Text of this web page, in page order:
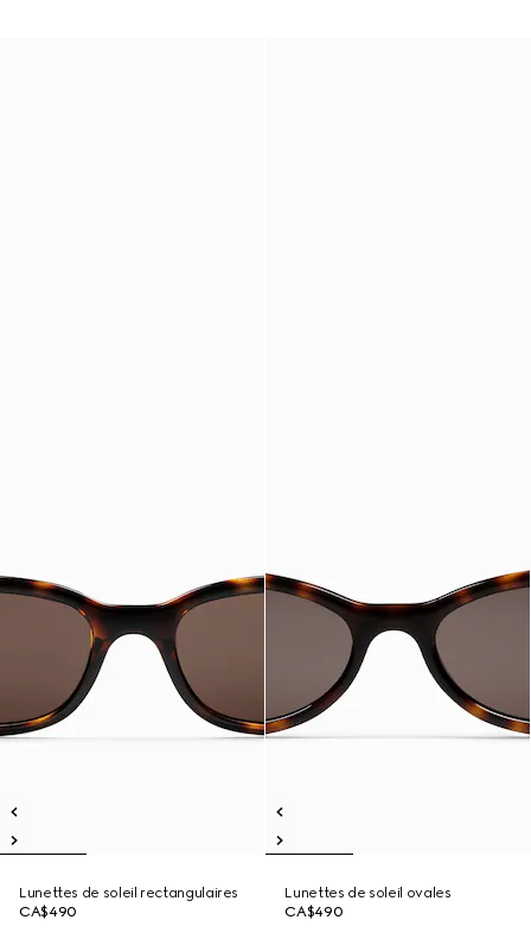
Lunettes de soleil rectangulaires
CA$490
Lunettes de soleil ovales
CA$490